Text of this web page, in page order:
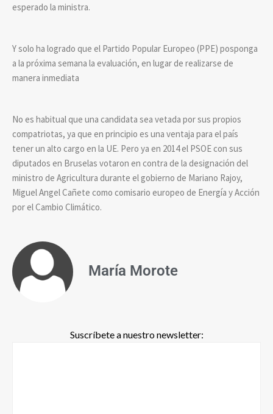
esperado la ministra.
Y solo ha logrado que el Partido Popular Europeo (PPE) posponga
a la próxima semana la evaluación, en lugar de realizarse de
manera inmediata
No es habitual que una candidata sea vetada por sus propios
compatriotas, ya que en principio es una ventaja para el país
tener un alto cargo en la UE. Pero ya en 2014 el PSOE con sus
diputados en Bruselas votaron en contra de la designación del
ministro de Agricultura durante el gobierno de Mariano Rajoy,
Miguel Angel Cañete como comisario europeo de Energía y Acción
por el Cambio Climático.
María Morote
Suscríbete a nuestro newsletter: